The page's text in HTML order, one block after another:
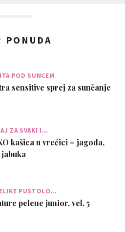
PONUDA
POD SUNCEM
sensitive sprej za sunčanje
ZA SVAKI I…
kašica u vrećici – jagoda,
PUSTOLO…
pelene junior, vel. 5